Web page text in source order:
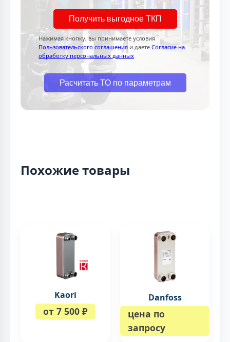
Получить выгодное ТКП
Нажимая кнопку, вы принимаете условия
Пользовательского соглашения и даете Согласие на
обработку персональных данных
Расчитать ТО по параметрам
Похожие товары
Kaori
от 7 500 ₽
Danfoss
цена по
запросу